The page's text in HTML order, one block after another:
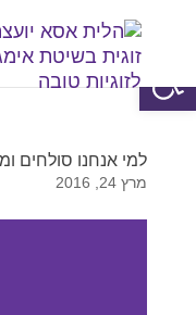
למי אנחנו סולחים
מרץ 24, 2016
פתח סרגל נגישות